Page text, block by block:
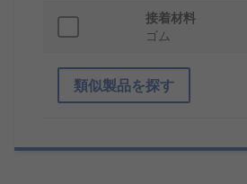
接着材料
ゴム
類似製品を探す